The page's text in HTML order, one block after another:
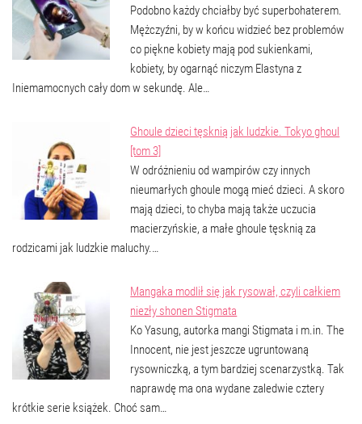
Podobno każdy chciałby być superbohaterem.
Mężczyźni, by w końcu widzieć bez problemów
co piękne kobiety mają pod sukienkami,
kobiety, by ogarnąć niczym Elastyna z
Iniemamocnych cały dom w sekundę. Ale…
Ghoule dzieci tęsknią jak ludzkie. Tokyo ghoul
[tom 3]
W odróżnieniu od wampirów czy innych
nieumarłych ghoule mogą mieć dzieci. A skoro
mają dzieci, to chyba mają także uczucia
macierzyńskie, a małe ghoule tęsknią za
rodzicami jak ludzkie maluchy.…
Mangaka modlił się jak rysował, czyli całkiem
niezły shonen Stigmata
Ko Yasung, autorka mangi Stigmata i m.in. The
Innocent, nie jest jeszcze ugruntowaną
rysowniczką, a tym bardziej scenarzystką. Tak
naprawdę ma ona wydane zaledwie cztery
krótkie serie książek. Choć sam…